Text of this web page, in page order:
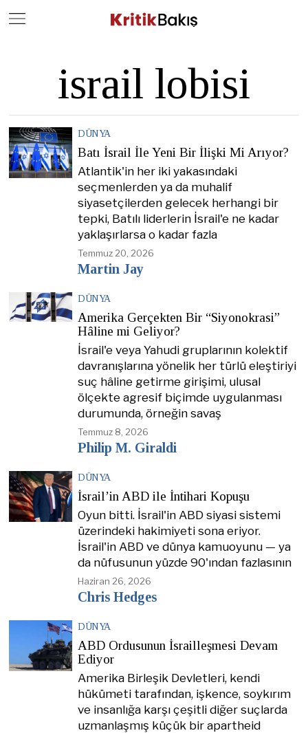
israil lobisi
DÜNYA
Batı İsrail İle Yeni Bir İlişki Mi Arıyor?
Atlantik'in her iki yakasındaki
seçmenlerden ya da muhalif
siyasetçilerden gelecek herhangi bir
tepki, Batılı liderlerin İsrail'e ne kadar
yaklaşırlarsa o kadar fazla
Temmuz 20, 2026
Martin Jay
DÜNYA
Amerika Gerçekten Bir “Siyonokrasi”
Hâline mi Geliyor?
İsrail'e veya Yahudi gruplarının kolektif
davranışlarına yönelik her türlü eleştiriyi
suç hâline getirme girişimi, ulusal
ölçekte agresif biçimde uygulanması
durumunda, örneğin savaş
Temmuz 8, 2026
Philip M. Giraldi
DÜNYA
İsrail’in ABD ile İntihari Kopuşu
Oyun bitti. İsrail'in ABD siyasi sistemi
üzerindeki hakimiyeti sona eriyor.
İsrail'in ABD ve dünya kamuoyunu — ya
da nüfusunun yüzde 90'ından fazlasının
Haziran 26, 2026
Chris Hedges
DÜNYA
ABD Ordusunun İsrailleşmesi Devam
Ediyor
Amerika Birleşik Devletleri, kendi
hükümeti tarafından, işkence, soykırım
ve insanlığa karşı çeşitli diğer suçlarda
uzmanlaşmış küçük bir apartheid